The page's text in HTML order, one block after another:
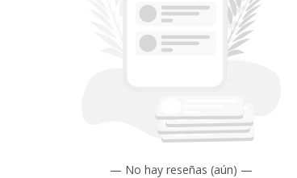
laser performante avec une grande
adaptée à différents projets.
— No hay reseñas (aún) —